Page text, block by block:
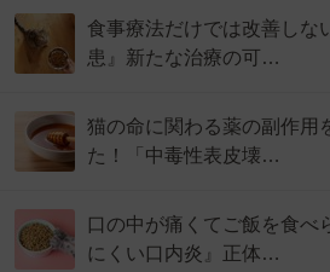
食事療法だけでは改善しな
患』新たな治療の可…
猫の命に関わる薬の副作用
た！「中毒性表皮壊…
口の中が痛くてご飯を食べ
にくい口内炎』正体…